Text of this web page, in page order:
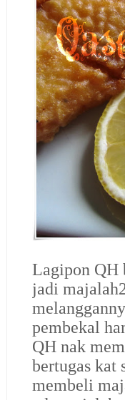
Lagipon QH
jadi
pembekal
QH nak
bertugas kat
membeli